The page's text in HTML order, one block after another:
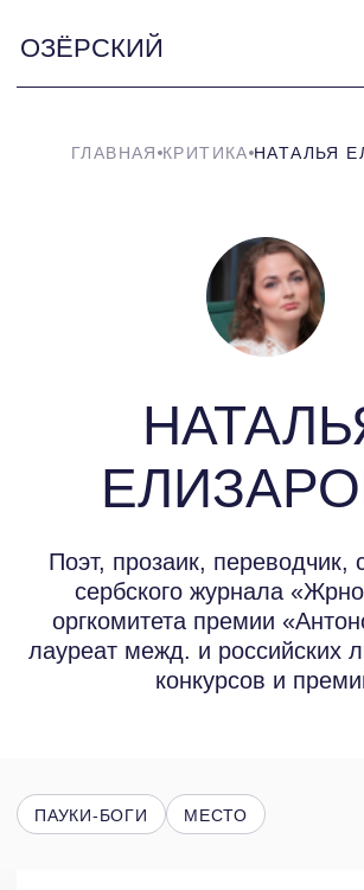
ОЗЁРСКИЙ
НАТАЛЬЯ
ЕЛИЗАРОВА
сербского журнала «Жрнов», член
оргкомитета премии «Антоновка.40+»,
конкурсов и премий
анализа два рассказа: «Пауки-боги»
и «Место». Оба они отражают